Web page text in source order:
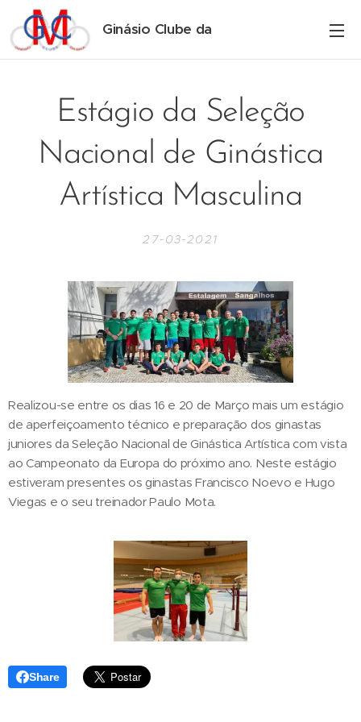
Ginásio Clube da
Estágio da Seleção
Nacional de Ginástica
Artística Masculina
27-03-2021
Realizou-se entre os dias 16 e 20 de Março mais um estágio
de aperfeiçoamento técnico e preparação dos ginastas
juniores da Seleção Nacional de Ginástica Artística com vista
ao Campeonato da Europa do próximo ano. Neste estágio
estiveram presentes os ginastas Francisco Noevo e Hugo
Viegas e o seu treinador Paulo Mota.
Share